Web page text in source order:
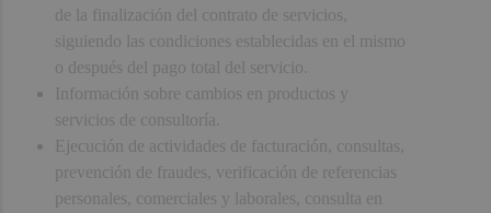
de la finalización del contrato de servicios,
siguiendo las condiciones establecidas en el mismo
o después del pago total del servicio.
Información sobre cambios en productos y
servicios de consultoría.
Ejecución de actividades de facturación, consultas,
prevención de fraudes, verificación de referencias
personales, comerciales y laborales, consulta en